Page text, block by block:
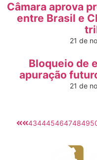
Câmara aprova
entre Brasil e
21 de
Bloqueio de
apuração
21 de
43444546474849